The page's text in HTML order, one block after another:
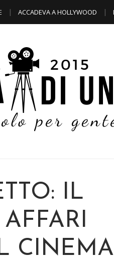
ACCADEVA A HOLLYWOOD
IL
CINEMA